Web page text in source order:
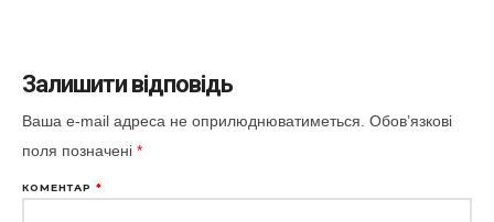
Залишити відповідь
Ваша e-mail адреса не оприлюднюватиметься. Обов’язкові
поля позначені *
КОМЕНТАР *